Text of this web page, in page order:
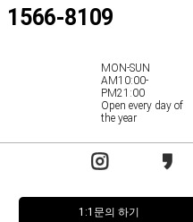
1566-8109
MON-SUN
AM10:00-
PM21:00
Open every day of
the year
1:1문의 하기